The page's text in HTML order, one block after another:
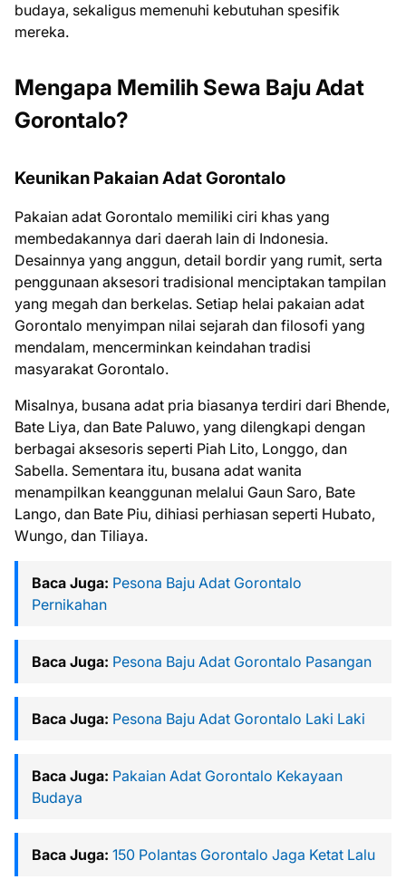
budaya, sekaligus memenuhi kebutuhan spesifik
mereka.
Mengapa Memilih Sewa Baju Adat
Gorontalo?
Keunikan Pakaian Adat Gorontalo
Pakaian adat Gorontalo memiliki ciri khas yang
membedakannya dari daerah lain di Indonesia.
Desainnya yang anggun, detail bordir yang rumit, serta
penggunaan aksesori tradisional menciptakan tampilan
yang megah dan berkelas. Setiap helai pakaian adat
Gorontalo menyimpan nilai sejarah dan filosofi yang
mendalam, mencerminkan keindahan tradisi
masyarakat Gorontalo.
Misalnya, busana adat pria biasanya terdiri dari Bhende,
Bate Liya, dan Bate Paluwo, yang dilengkapi dengan
berbagai aksesoris seperti Piah Lito, Longgo, dan
Sabella. Sementara itu, busana adat wanita
menampilkan keanggunan melalui Gaun Saro, Bate
Lango, dan Bate Piu, dihiasi perhiasan seperti Hubato,
Wungo, dan Tiliaya.
Baca Juga: Pesona Baju Adat Gorontalo
Pernikahan
Baca Juga: Pesona Baju Adat Gorontalo Pasangan
Baca Juga: Pesona Baju Adat Gorontalo Laki Laki
Baca Juga: Pakaian Adat Gorontalo Kekayaan
Budaya
Baca Juga: 150 Polantas Gorontalo Jaga Ketat Lalu